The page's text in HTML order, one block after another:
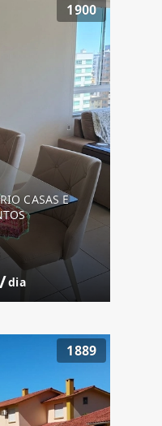
1900
CASAS E
/dia
1889